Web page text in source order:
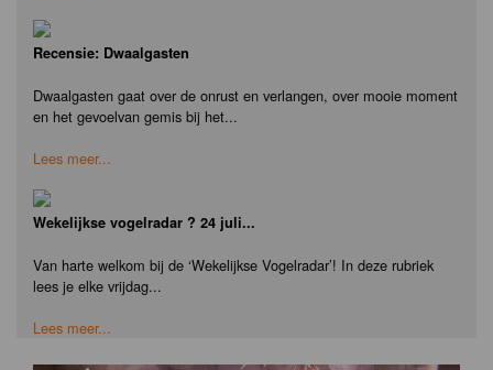
Recensie: Dwaalgasten
Dwaalgasten gaat over de onrust en verlangen, over mooie moment
en het gevoelvan gemis bij het...
Lees meer...
Wekelijkse vogelradar ? 24 juli...
Van harte welkom bij de ‘Wekelijkse Vogelradar’! In deze rubriek
lees je elke vrijdag...
Lees meer...